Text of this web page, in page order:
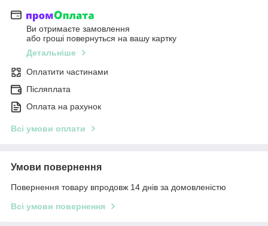
Ви отримаєте замовлення
або гроші повернуться на вашу картку
Детальніше
Оплатити частинами
Післяплата
Оплата на рахунок
Всі умови оплати
Умови повернення
Повернення товару впродовж 14 днів за домовленістю
Всі умови повернення